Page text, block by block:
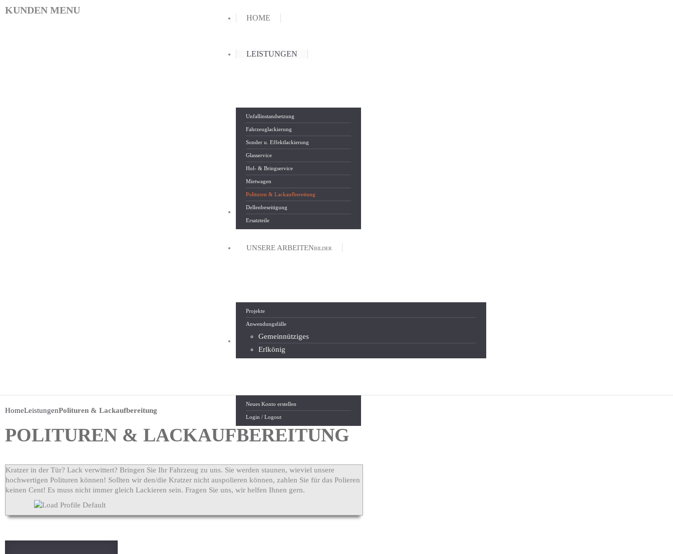
HOME
LEISTUNGEN
Unfallinstandsetzung
Fahrzeuglackierung
Sonder u. Effektlackierung
Glasservice
Hol- & Bringservice
Mietwagen
Polituren & Lackaufbereitung
Dellenbeseitigung
Ersatzteile
ÜBER UNS
UNSERE ARBEITENBILDER
Projekte
Anwendungsfälle
Gemeinnütziges
Erlkönig
MEIN KONTO ANMELDEN & LOGIN
Neues Konto erstellen
Login / Logout
KUNDEN MENU
HomeLeistungenPolituren & Lackaufbereitung
POLITUREN & LACKAUFBEREITUNG
Kratzer in der Tür? Lack verwittert? Bringen Sie Ihr Fahrzeug zu uns. Sie werden staunen, wieviel unsere
hochwertigen Polituren können! Sollten wir den/die Kratzer nicht auspolieren können, zahlen Sie für das Polieren
keinen Cent! Es muss nicht immer gleich Lackieren sein. Fragen Sie uns, wir helfen Ihnen gern.